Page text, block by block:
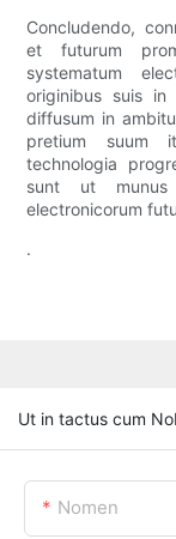
Concludendo,
et futurum
systematum
originibus suis in
diffusum in
pretium suum
technologia
sunt ut munus
electronicorum
.
Ut in tactus cum
Nomen